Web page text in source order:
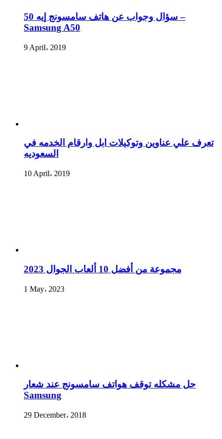
سؤال وجواب عن هاتف سامسونج إيه 50 –
Samsung A50
9 April، 2019
تعرف علي عناوين وتوكيلات ابل وارقام الخدمه في
السعوديه
10 April، 2019
مجموعة من أفضل 10 ألعاب الجوال 2023
1 May، 2023
حل مشكله توقف هواتف سامسونج عند شعار
Samsung
29 December، 2018